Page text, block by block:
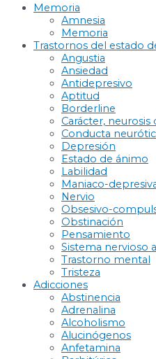
Memoria
Amnesia
Memoria
Trastornos del estado
Angustia
Ansiedad
Antidepresivo
Aptitud
Borderline
Carácter, neurosis
Conducta
Depresión
Estado de ánimo
Labilidad
Maniaco-
Nervio
Obsesivo-
Obstinación
Pensamiento
Sistema nervioso
Trastorno mental
Tristeza
Adicciones
Abstinencia
Adrenalina
Alcoholismo
Alucinógenos
Anfetamina